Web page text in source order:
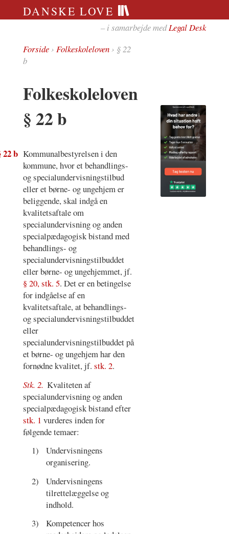
DANSKE LOVE
– i samarbejde medLegal Desk
Forside› Folkeskoleloven› § 22
b
Folkeskoleloven
§ 22 b
22 b Kommunalbestyrelsen i den
kommune, hvor et behandlings-
og specialundervisningstilbud
eller et børne- og ungehjem er
beliggende, skal indgå en
kvalitetsaftale om
specialundervisning og anden
specialpædagogisk bistand med
behandlings- og
specialundervisningstilbuddet
eller børne- og ungehjemmet, jf.
§ 20, stk. 5. Det er en betingelse
for indgåelse af en
kvalitetsaftale, at behandlings-
og specialundervisningstilbuddet
eller
specialundervisningstilbuddet på
et børne- og ungehjem har den
fornødne kvalitet, jf. stk. 2.
Stk. 2. Kvaliteten af
specialundervisning og anden
specialpædagogisk bistand efter
stk. 1 vurderes inden for
følgende temaer:
1)
Undervisningens
organisering.
2)
Undervisningens
tilrettelæggelse og
indhold.
3)
Kompetencer hos